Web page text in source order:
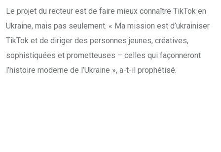
Le projet du recteur est de faire mieux connaître TikTok en
Ukraine, mais pas seulement. « Ma mission est d’ukrainiser
TikTok et de diriger des personnes jeunes, créatives,
sophistiquées et prometteuses – celles qui façonneront
l’histoire moderne de l’Ukraine », a-t-il prophétisé.